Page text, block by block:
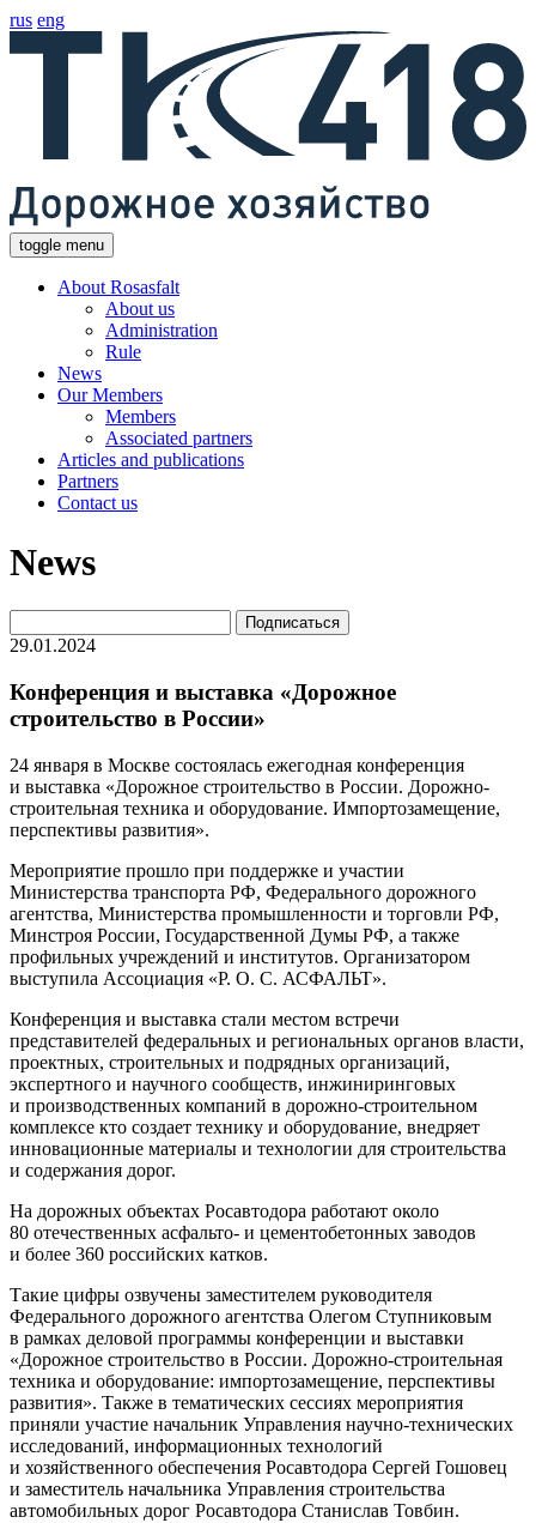
rus eng
toggle menu
About Rosasfalt
About us
Administration
Rule
News
Our Members
Members
Associated partners
Articles and publications
Partners
Contact us
News
29.01.2024
Конференция и выставка «Дорожное
строительство в России»
24 января в Москве состоялась ежегодная конференция
и выставка «Дорожное строительство в России. Дорожно-
строительная техника и оборудование. Импортозамещение,
перспективы развития».
Мероприятие прошло при поддержке и участии
Министерства транспорта РФ, Федерального дорожного
агентства, Министерства промышленности и торговли РФ,
Минстроя России, Государственной Думы РФ, а также
профильных учреждений и институтов. Организатором
выступила Ассоциация «Р. О. С. АСФАЛЬТ».
Конференция и выставка стали местом встречи
представителей федеральных и региональных органов власти,
проектных, строительных и подрядных организаций,
экспертного и научного сообществ, инжиниринговых
и производственных компаний в дорожно-строительном
комплексе кто создает технику и оборудование, внедряет
инновационные материалы и технологии для строительства
и содержания дорог.
На дорожных объектах Росавтодора работают около
80 отечественных асфальто- и цементобетонных заводов
и более 360 российских катков.
Такие цифры озвучены заместителем руководителя
Федерального дорожного агентства Олегом Ступниковым
в рамках деловой программы конференции и выставки
«Дорожное строительство в России. Дорожно-строительная
техника и оборудование: импортозамещение, перспективы
развития». Также в тематических сессиях мероприятия
приняли участие начальник Управления научно-технических
исследований, информационных технологий
и хозяйственного обеспечения Росавтодора Сергей Гошовец
и заместитель начальника Управления строительства
автомобильных дорог Росавтодора Станислав Товбин.